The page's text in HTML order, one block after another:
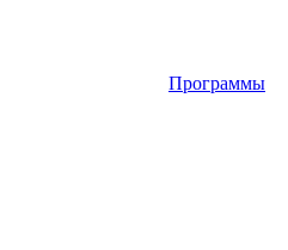
Программы